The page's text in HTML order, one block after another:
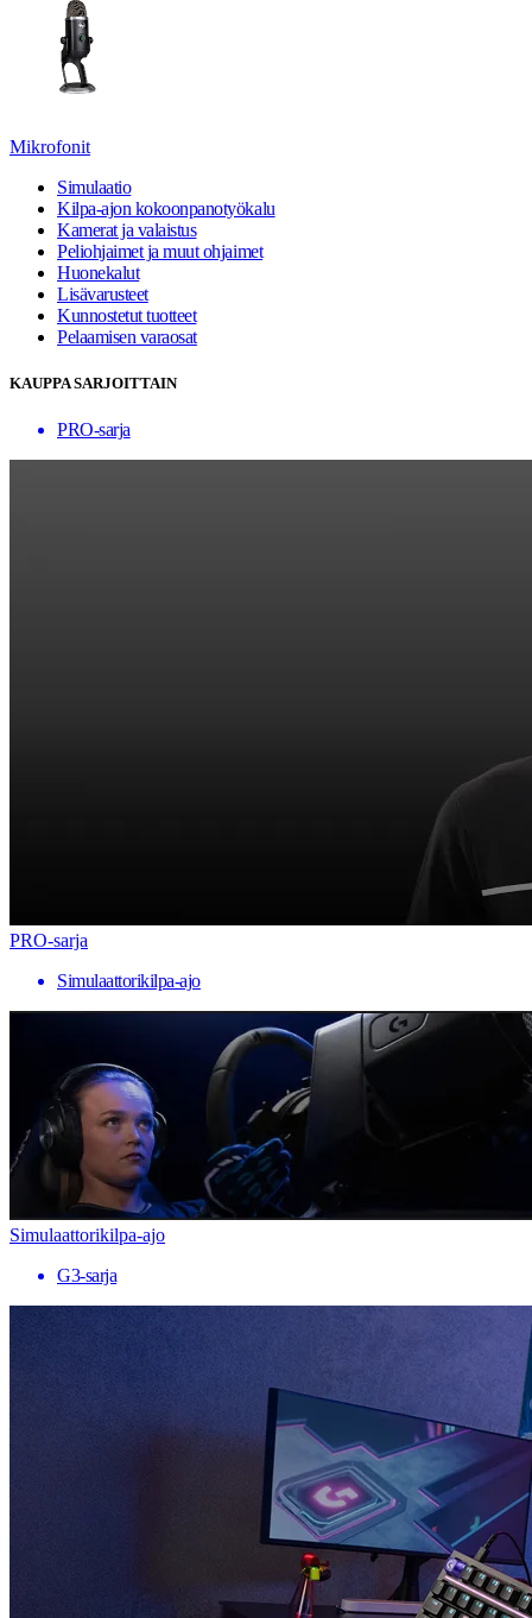
Mikrofonit
Simulaatio
Kilpa-ajon kokoonpanotyökalu
Kamerat ja valaistus
Peliohjaimet ja muut ohjaimet
Huonekalut
Lisävarusteet
Kunnostetut tuotteet
Pelaamisen varaosat
KAUPPA SARJOITTAIN
PRO-sarja
PRO-sarja
Simulaattorikilpa-ajo
Simulaattorikilpa-ajo
G3-sarja